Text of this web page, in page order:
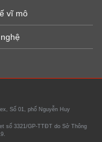
vĩ mô
Số 01, phố Nguyễn Huy
số 3321/GP-TTĐT do Sở Thông